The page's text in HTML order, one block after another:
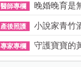
醫師專欄 晚婚晚育是
產後照護 小說家青竹
專家專欄 守護寶寶的